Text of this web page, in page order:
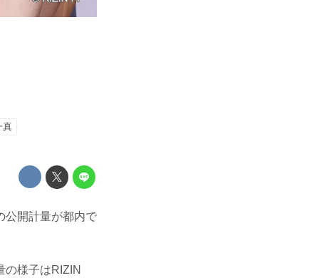
真
公開計量が都内で
の様子はRIZIN